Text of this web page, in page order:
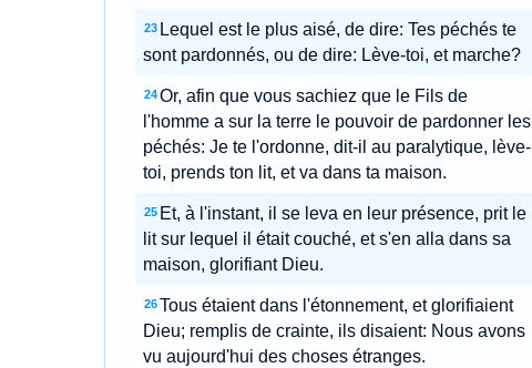
23 Lequel est le plus aisé, de dire: Tes péchés te
sont pardonnés, ou de dire: Lève-toi, et marche?
24 Or, afin que vous sachiez que le Fils de
l'homme a sur la terre le pouvoir de pardonner les
péchés: Je te l'ordonne, dit-il au paralytique, lève-
toi, prends ton lit, et va dans ta maison.
25 Et, à l'instant, il se leva en leur présence, prit le
lit sur lequel il était couché, et s'en alla dans sa
maison, glorifiant Dieu.
26 Tous étaient dans l'étonnement, et glorifiaient
Dieu; remplis de crainte, ils disaient: Nous avons
vu aujourd'hui des choses étranges.